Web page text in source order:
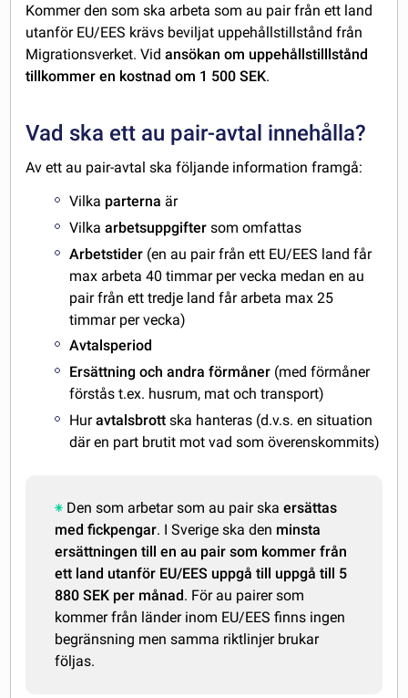
Kommer den som ska arbeta som au pair från ett land
utanför EU/EES krävs beviljat uppehållstillstånd från
Migrationsverket. Vidansökan om uppehållstilllstånd
tillkommer en kostnad om 1 500 SEK.
Vad ska ett au pair-avtal innehålla?
Av ett au pair-avtal ska följande information framgå:
Vilka parterna är
Vilkaarbetsuppgifter som omfattas
Arbetstider (en au pair från ett EU/EES land får
max arbeta 40 timmar per vecka medan en au
pair från ett tredje land får arbeta max 25
timmar per vecka)
Avtalsperiod
Ersättning och andra förmåner (med förmåner
förstås t.ex. husrum, mat och transport)
Huravtalsbrott ska hanteras (d.v.s. en situation
där en part brutit mot vad som överenskommits)
Den som arbetar som au pair skaersättas
med fickpengar. I Sverige ska den minsta
ersättningen till en au pair som kommer från
ett land utanför EU/EES uppgå till uppgå till 5
880 SEK per månad. För au pairer som
kommer från länder inom EU/EES finns ingen
begränsning men samma riktlinjer brukar
följas.